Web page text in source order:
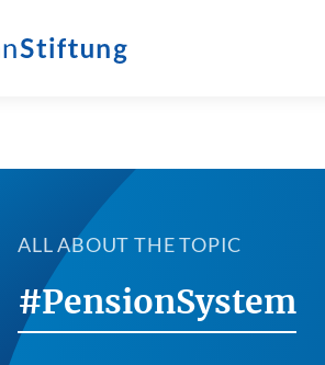
ALL ABOUT THE TOPIC
#PensionSystem